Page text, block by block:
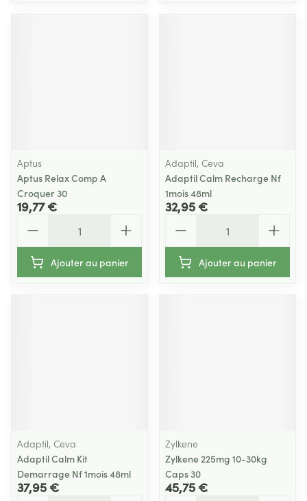
Aptus
Aptus Relax Comp A
Croquer 30
19,77 €
Ajouter au panier
Adaptil, Ceva
Adaptil Calm Recharge Nf
1mois 48ml
32,95 €
Ajouter au panier
Adaptil, Ceva
Adaptil Calm Kit
Demarrage Nf 1mois 48ml
37,95 €
Zylkene
Zylkene 225mg 10-30kg
Caps 30
45,75 €